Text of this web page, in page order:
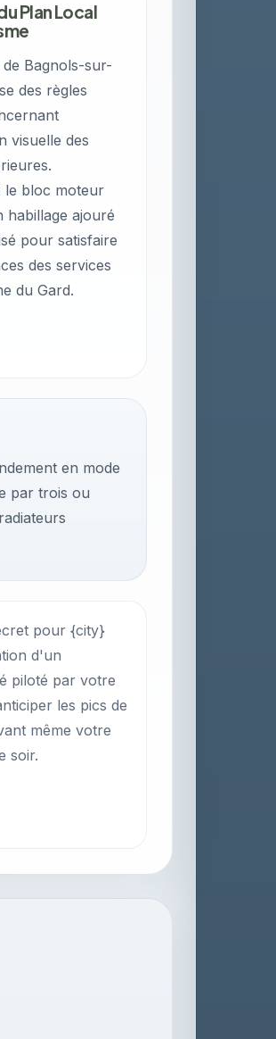
Plan Local
Bagnols-sur-
des règles
visuelle des
le bloc moteur
habillage ajouré
pour satisfaire
des services
du Gard.
en mode
par trois ou
pour {city}
d'un
piloté par votre
les pics de
même votre
soir.